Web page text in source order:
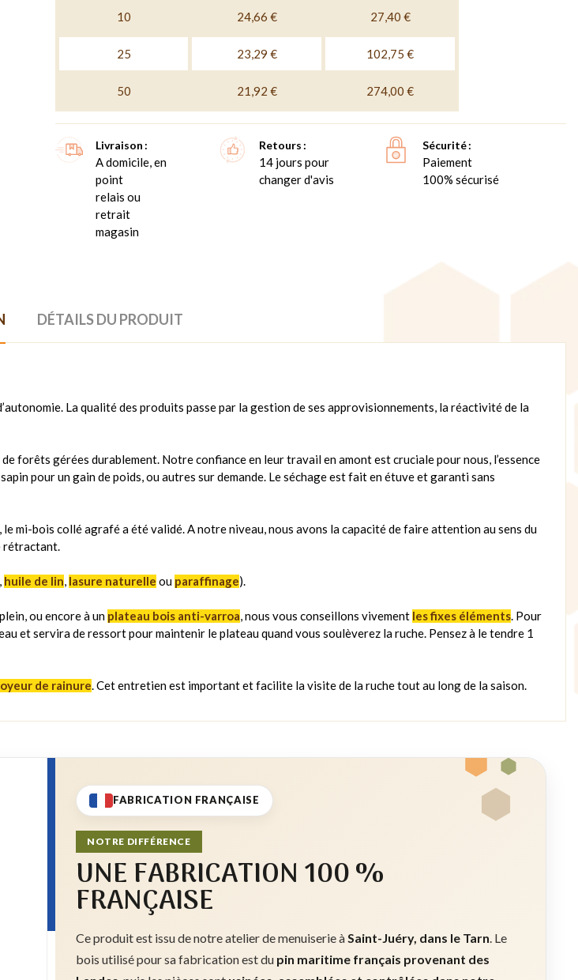
10 24,66 € 27,40 €
25 23,29 € 102,75 €
50 21,92 € 274,00 €
Livraison
A domicile, en
point
relais ou
retrait
magasin
Retours
14 jours pour
changer d'avis
Sécurité
Paiement
100% sécurisé
DÉTAILS DU PRODUIT
La qualité des produits passe par la gestion de ses approvisionnements, la réactivité de la
forêts gérées durablement. Notre confiance en leur travail en amont est cruciale pour nous, l’essence
pour un gain de poids, ou autres sur demande. Le séchage est fait en étuve et garanti sans
mi-bois collé agrafé a été validé. A notre niveau, nous avons la capacité de faire attention au sens du
rétractant.
, huile de lin, lasure naturelle ou paraffinage).
ou encore à un plateau bois anti-varroa, nous vous conseillons vivement les fixes éléments. Pour
et servira de ressort pour maintenir le plateau quand vous soulèverez la ruche. Pensez à le tendre 1
de rainure. Cet entretien est important et facilite la visite de la ruche tout au long de la saison.
FABRICATION FRANÇAISE
NOTRE DIFFÉRENCE
UNE FABRICATION 100 %
FRANÇAISE
Ce produit est issu de notre atelier de menuiserie à Saint-Juéry, dans le Tarn . Le
bois utilisé pour sa fabrication est du pin maritime français provenant des